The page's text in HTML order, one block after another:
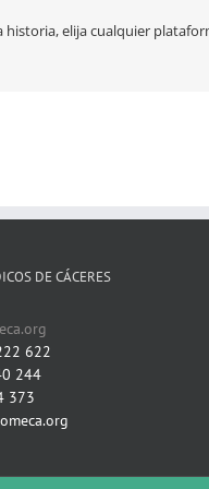
historia, elija cualquier
DE CÁCERES
622
244
373